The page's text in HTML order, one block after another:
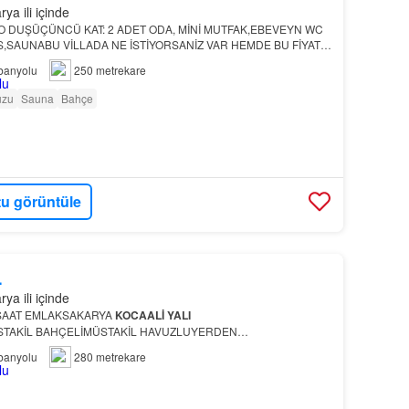
ili içinde
DUŞÜÇÜNCÜ KAT: 2 ADET ODA, MİNİ MUTFAK,EBEVEYN WC
VİLLADA NE İSTİYORSANİZ VAR HEMDE BU FİYATA
250 metrekare
Sauna Bahçe
görüntüle
ili içinde
EMLAKSAKARYA KOCAALİYALI
BAHÇELİMÜSTAKİL HAVUZLUYERDEN
HAMAMÖN CEPHEALIŞVERİŞ MARKETLERİ
bu müstakil mülkiyete sahip…
280 metrekare